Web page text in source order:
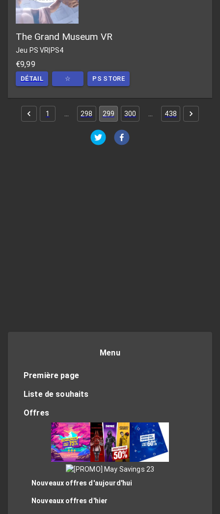
The Grand Museum VR
Jeu PS VR PS4
€9,99
DÉTAIL ☆ PS STORE
1 … 298 299 300 … 438
Menu
Première page
Liste de souhaits
Offres
Nouveaux offres d'aujourd'hui
Nouveaux offres d'hier